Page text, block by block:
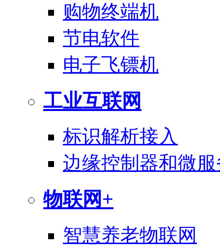
购物终端机
节电软件
电子飞镖机
工业互联网
标识解析接入
边缘控制器和微
物联网+
智慧养老物联网